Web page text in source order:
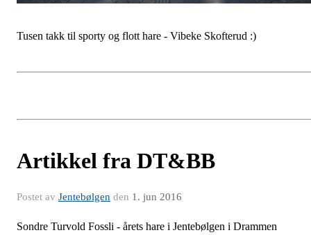
Tusen takk til sporty og flott hare - Vibeke Skofterud :)
Artikkel fra DT&BB
Postet av Jentebølgen den 1. jun 2016
Sondre Turvold Fossli - årets hare i Jentebølgen i Drammen